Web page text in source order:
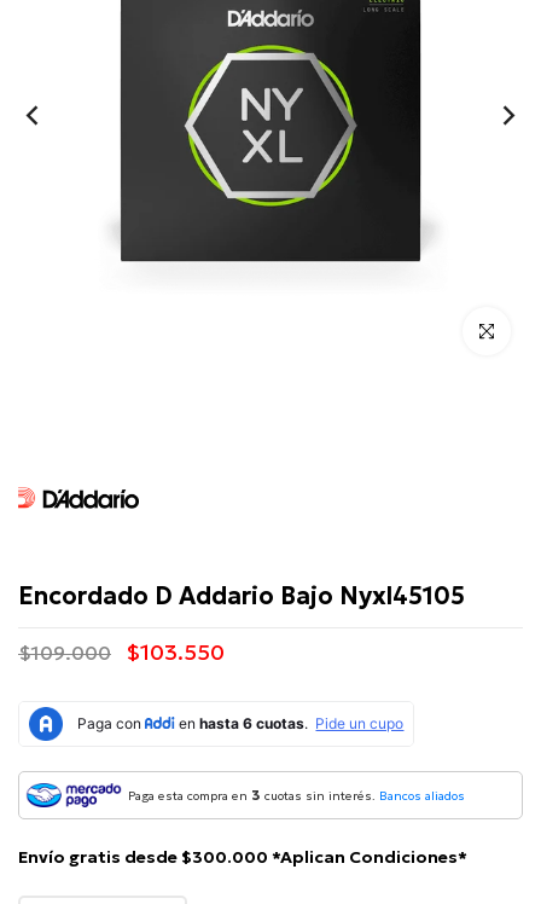
Click para
Encordado D Addario Bajo Nyxl45105
$109.000 $103.550
Paga esta compra en 3 cuotas sin interés. Bancos aliados
Envío gratis desde $300.000 *Aplican Condiciones*